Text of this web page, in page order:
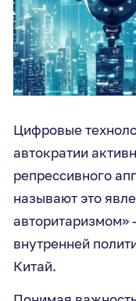
Цифровые
автократии
репрессивного
называют это
авторитаризмом»
внутренней
Китай.